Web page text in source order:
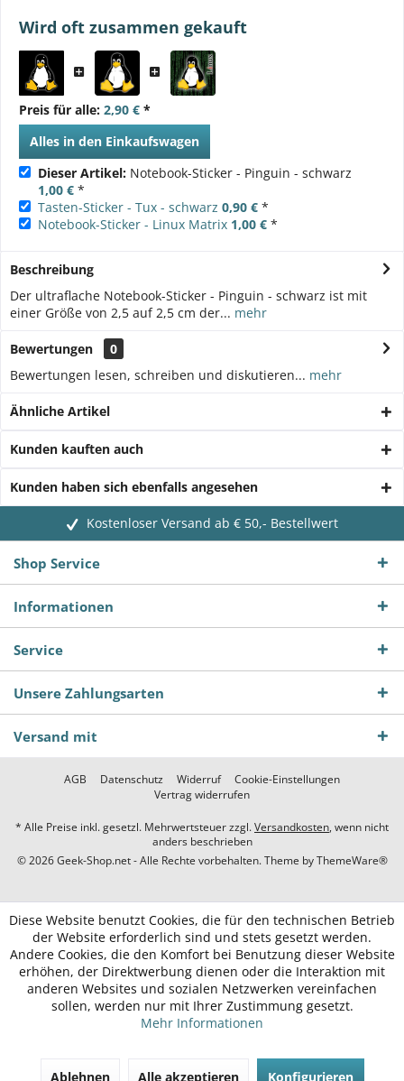
Wird oft zusammen gekauft
Preis für alle: 2,90 € *
Alles in den Einkaufswagen
Dieser Artikel: Notebook-Sticker - Pinguin - schwarz
1,00 € *
Tasten-Sticker - Tux - schwarz 0,90 € *
Notebook-Sticker - Linux Matrix 1,00 € *
Beschreibung
Der ultraflache Notebook-Sticker - Pinguin - schwarz ist mit
einer Größe von 2,5 auf 2,5 cm der... mehr
Bewertungen
0
Bewertungen lesen, schreiben und diskutieren... mehr
Ähnliche Artikel
Kunden kauften auch
Kunden haben sich ebenfalls angesehen
Kostenloser Versand ab € 50,- Bestellwert
Shop Service
Informationen
Service
Unsere Zahlungsarten
Versand mit
AGB Datenschutz Widerruf
Cookie-Einstellungen
Vertrag widerrufen
* Alle Preise inkl. gesetzl. Mehrwertsteuer zzgl.Versandkosten, wenn nicht
anders beschrieben
© 2026 Geek-Shop.net - Alle Rechte vorbehalten. Theme byThemeWare®
Diese Website benutzt Cookies, die für den technischen Betrieb
der Website erforderlich sind und stets gesetzt werden.
Andere Cookies, die den Komfort bei Benutzung dieser Website
erhöhen, der Direktwerbung dienen oder die Interaktion mit
anderen Websites und sozialen Netzwerken vereinfachen
sollen, werden nur mit Ihrer Zustimmung gesetzt.
Mehr Informationen
Ablehnen Alle akzeptieren Konfigurieren